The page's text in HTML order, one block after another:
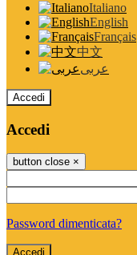
Italiano
English
Français
中文
عربى
Accedi
Accedi
button close ×
Password dimenticata?